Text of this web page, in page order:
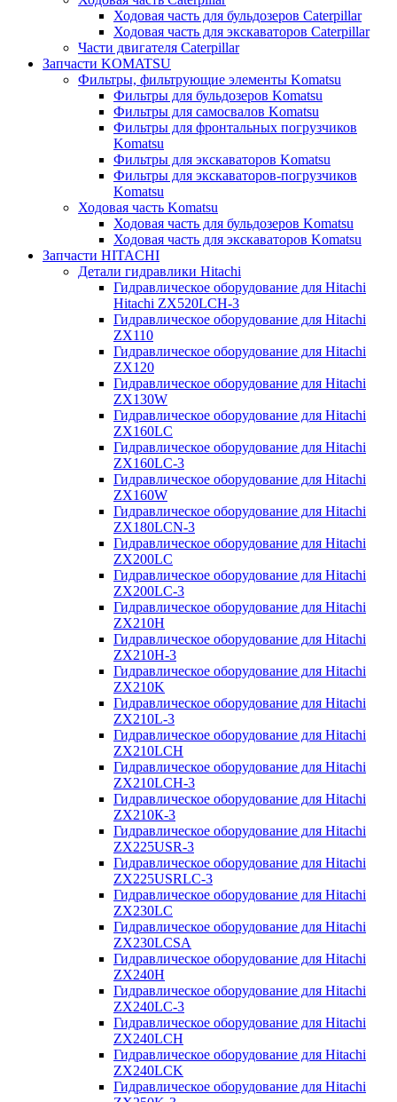
Ходовая часть для бульдозеров Caterpillar
Ходовая часть для экскаваторов Caterpillar
Части двигателя Caterpillar
Запчасти KOMATSU
Фильтры, фильтрующие элементы Komatsu
Фильтры для бульдозеров Komatsu
Фильтры для самосвалов Komatsu
Фильтры для фронтальных погрузчиков
Komatsu
Фильтры для экскаваторов Komatsu
Фильтры для экскаваторов-погрузчиков
Komatsu
Ходовая часть Komatsu
Ходовая часть для бульдозеров Komatsu
Ходовая часть для экскаваторов Komatsu
Запчасти HITACHI
Детали гидравлики Hitachi
Гидравлическое оборудование для Hitachi
Hitachi ZX520LCH-3
Гидравлическое оборудование для Hitachi
ZX110
Гидравлическое оборудование для Hitachi
ZX120
Гидравлическое оборудование для Hitachi
ZX130W
Гидравлическое оборудование для Hitachi
ZX160LC
Гидравлическое оборудование для Hitachi
ZX160LC-3
Гидравлическое оборудование для Hitachi
ZX160W
Гидравлическое оборудование для Hitachi
ZX180LCN-3
Гидравлическое оборудование для Hitachi
ZX200LC
Гидравлическое оборудование для Hitachi
ZX200LC-3
Гидравлическое оборудование для Hitachi
ZX210H
Гидравлическое оборудование для Hitachi
ZX210H-3
Гидравлическое оборудование для Hitachi
ZX210K
Гидравлическое оборудование для Hitachi
ZX210L-3
Гидравлическое оборудование для Hitachi
ZX210LCH
Гидравлическое оборудование для Hitachi
ZX210LCH-3
Гидравлическое оборудование для Hitachi
ZX210К-3
Гидравлическое оборудование для Hitachi
ZX225USR-3
Гидравлическое оборудование для Hitachi
ZX225USRLC-3
Гидравлическое оборудование для Hitachi
ZX230LC
Гидравлическое оборудование для Hitachi
ZX230LCSA
Гидравлическое оборудование для Hitachi
ZX240H
Гидравлическое оборудование для Hitachi
ZX240LC-3
Гидравлическое оборудование для Hitachi
ZX240LCH
Гидравлическое оборудование для Hitachi
ZX240LCK
Гидравлическое оборудование для Hitachi